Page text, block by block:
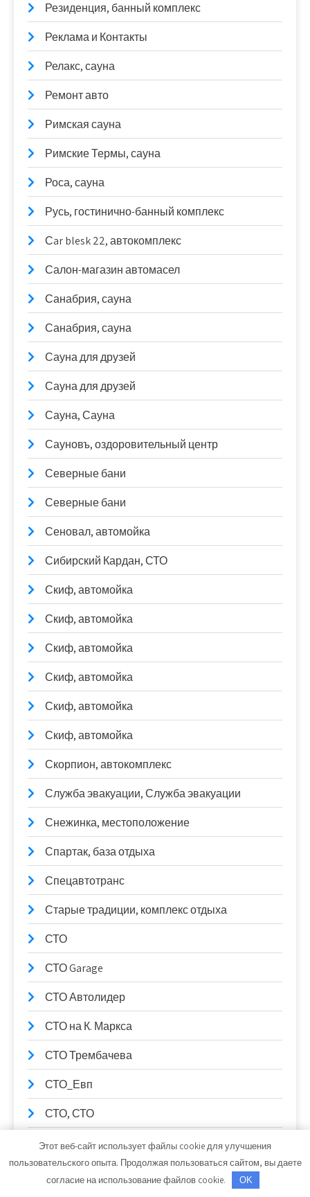
Резиденция, банный комплекс
Реклама и Контакты
Релакс, сауна
Ремонт авто
Римская сауна
Римские Термы, сауна
Роса, сауна
Русь, гостинично-банный комплекс
Сar blesk 22, автокомплекс
Салон-магазин автомасел
Санабрия, сауна
Санабрия, сауна
Сауна для друзей
Сауна для друзей
Сауна, Сауна
Сауновъ, оздоровительный центр
Северные бани
Северные бани
Сеновал, автомойка
Сибирский Кардан, СТО
Скиф, автомойка
Скиф, автомойка
Скиф, автомойка
Скиф, автомойка
Скиф, автомойка
Скиф, автомойка
Скорпион, автокомплекс
Служба эвакуации, Служба эвакуации
Снежинка, местоположение
Спартак, база отдыха
Спецавтотранс
Старые традиции, комплекс отдыха
СТО
СТО Garage
СТО Автолидер
СТО на К. Маркса
СТО Трембачева
СТО_Евп
СТО, СТО
СТО99
Столица Поморья, гостиница
Этот веб-сайт использует файлы cookie для улучшения
пользовательского опыта. Продолжая пользоваться сайтом, вы даете
согласие на использование файлов cookie.
OK